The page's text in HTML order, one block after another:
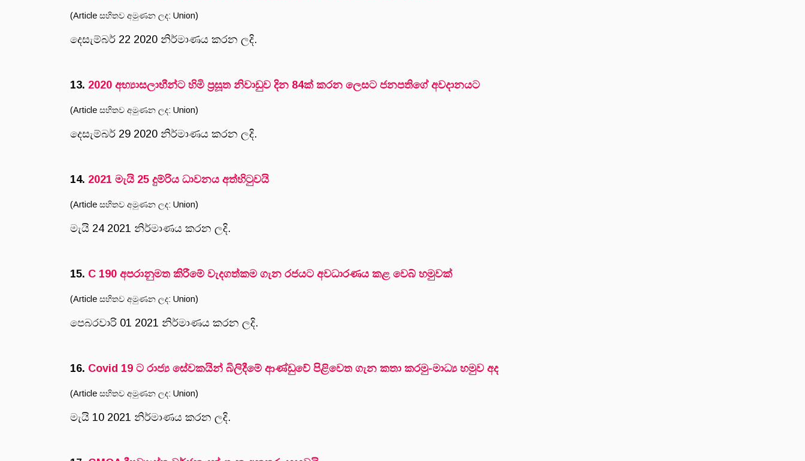
(Article සහිතව අමුණන ලද: Union)
දෙසැම්බර් 22 2020 නිර්මාණය කරන ලදි.
13. 2020 අභ්‍යාසලාභීන්ට හිමි ප්‍රසූත නිවාඩුව දින 84ක් කරන ලෙසට ජනපතිගේ අවදානයට
(Article සහිතව අමුණන ලද: Union)
දෙසැම්බර් 29 2020 නිර්මාණය කරන ලදි.
14. 2021 මැයි 25 දුම්රිය ධාවනය අත්හිටුවයි
(Article සහිතව අමුණන ලද: Union)
මැයි 24 2021 නිර්මාණය කරන ලදි.
15. C 190 අපරානුමත කිරීමේ වැදගත්කම ගැන රජයට අවධාරණය කළ වෙබ් හමුවක්
(Article සහිතව අමුණන ලද: Union)
පෙබරවාරි 01 2021 නිර්මාණය කරන ලදි.
16. Covid 19 ට රාජ්‍ය සේවකයින් බිලිදීමේ ආණ්ඩුවේ පිළිවෙත ගැන කතා කරමු-මාධ්‍ය හමුව අද
(Article සහිතව අමුණන ලද: Union)
මැයි 10 2021 නිර්මාණය කරන ලදි.